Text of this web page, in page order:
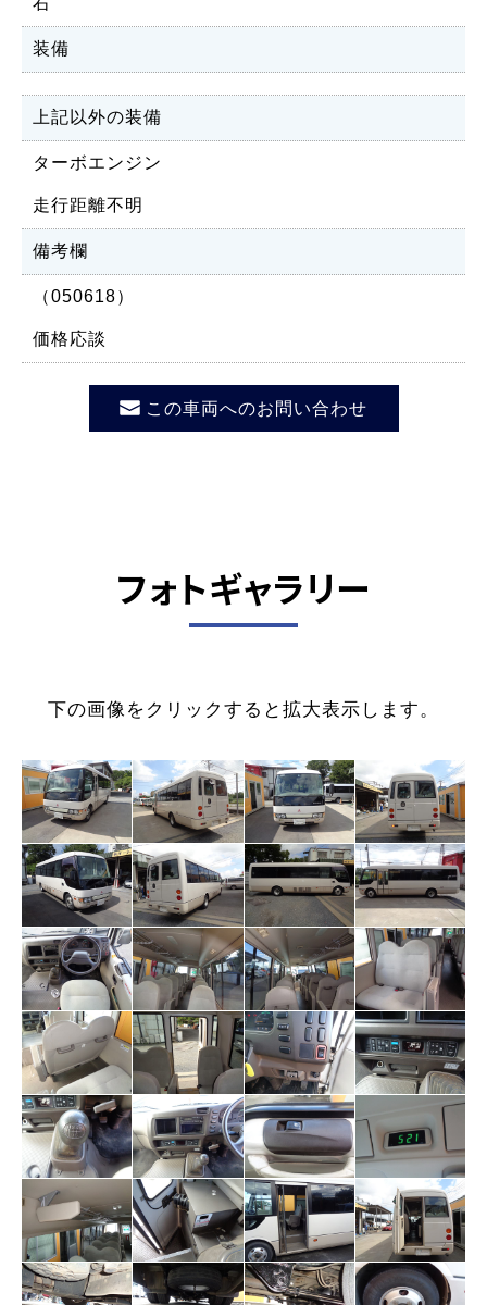
装備
上記以外の装備
ターボエンジン
走行距離不明
備考欄
（050618）
価格応談
この車両へのお問い合わせ
フォトギャラリー
下の画像をクリックすると拡大表示します。